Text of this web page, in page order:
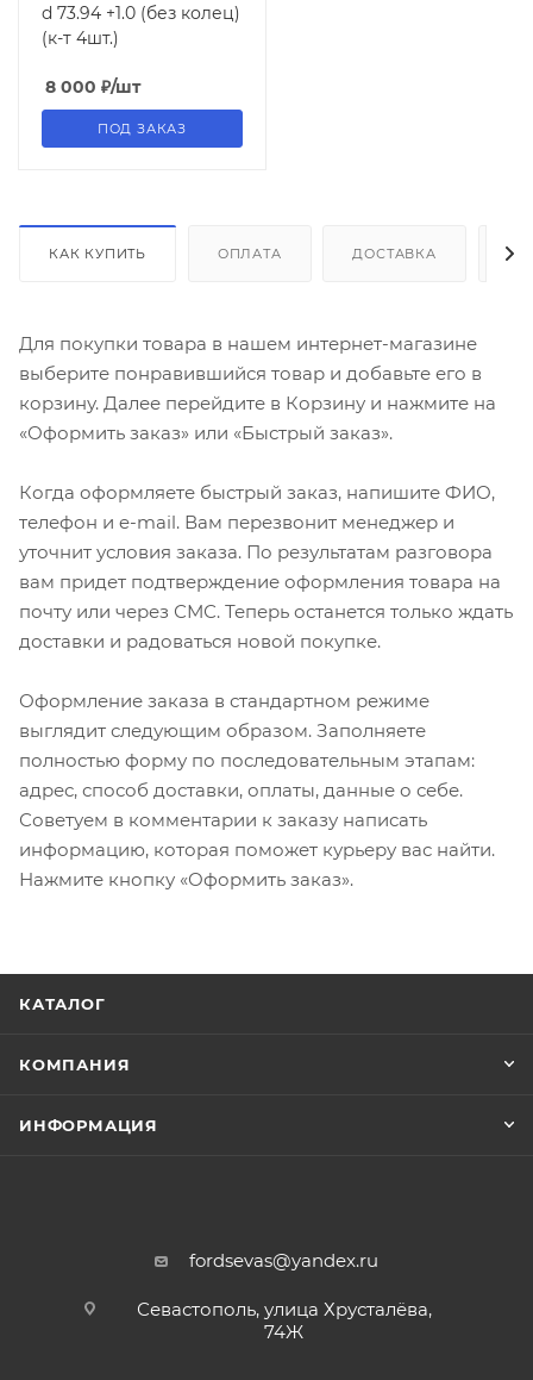
d 73.94 +1.0 (без колец)
(к-т 4шт.)
8 000 ₽/шт
ПОД ЗАКАЗ
КАК КУПИТЬ ОПЛАТА ДОСТАВКА
Для покупки товара в нашем интернет-магазине
выберите понравившийся товар и добавьте его в
корзину. Далее перейдите в Корзину и нажмите на
«Оформить заказ» или «Быстрый заказ».
Когда оформляете быстрый заказ, напишите ФИО,
телефон и e-mail. Вам перезвонит менеджер и
уточнит условия заказа. По результатам разговора
вам придет подтверждение оформления товара на
почту или через СМС. Теперь останется только ждать
доставки и радоваться новой покупке.
Оформление заказа в стандартном режиме
выглядит следующим образом. Заполняете
полностью форму по последовательным этапам:
адрес, способ доставки, оплаты, данные о себе.
Советуем в комментарии к заказу написать
информацию, которая поможет курьеру вас найти.
Нажмите кнопку «Оформить заказ».
КАТАЛОГ
КОМПАНИЯ
ИНФОРМАЦИЯ
fordsevas@yandex.ru
Севастополь, улица Хрусталёва,
74Ж